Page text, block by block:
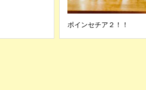
ポインセチア２！！